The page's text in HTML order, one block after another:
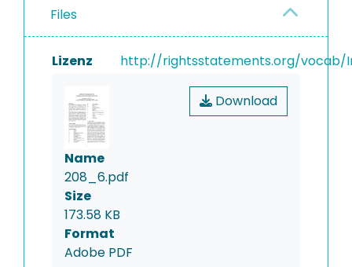
Files
Lizenz http://rightsstatements.org/vocab/
Download
Name
208_6.pdf
Size
173.58 KB
Format
Adobe PDF